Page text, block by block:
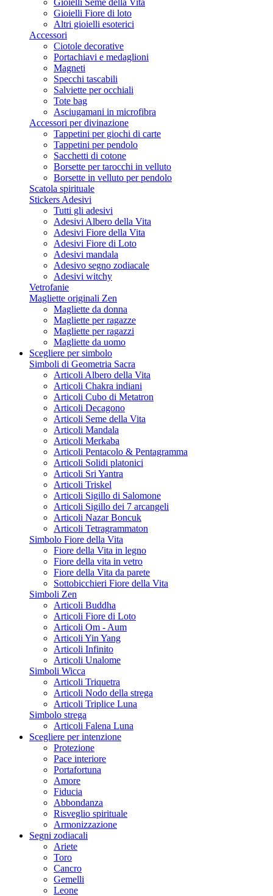
Gioielli Seme della Vita
Gioielli Fiore di loto
Altri gioielli esoterici
Accessori
Ciotole decorative
Portachiavi e medaglioni
Magneti
Specchi tascabili
Salviette per occhiali
Tote bag
Asciugamani in microfibra
Accessori per divinazione
Tappetini per giochi di carte
Tappetini per pendolo
Sacchetti di cotone
Borsette per tarocchi in velluto
Borsette in velluto per pendolo
Scatola spirituale
Stickers Adesivi
Tutti gli adesivi
Adesivi Albero della Vita
Adesivi Fiore della Vita
Adesivi Fiore di Loto
Adesivi mandala
Adesivo segno zodiacale
Adesivi witchy
Vetrofanie
Magliette originali Zen
Magliette da donna
Magliette per ragazze
Magliette per ragazzi
Magliette da uomo
Scegliere per simbolo
Simboli di Geometria Sacra
Articoli Albero della Vita
Articoli Chakra indiani
Articoli Cubo di Metatron
Articoli Decagono
Articoli Seme della Vita
Articoli Mandala
Articoli Merkaba
Articoli Pentacolo & Pentagramma
Articoli Solidi platonici
Articoli Sri Yantra
Articoli Triskel
Articoli Sigillo di Salomone
Articoli Sigillo dei 7 arcangeli
Articoli Nazar Boncuk
Articoli Tetragrammaton
Simbolo Fiore della Vita
Fiore della Vita in legno
Fiore della vita in vetro
Fiore della Vita da parete
Sottobicchieri Fiore della Vita
Simboli Zen
Articoli Buddha
Articoli Fiore di Loto
Articoli Om - Aum
Articoli Yin Yang
Articoli Infinito
Articoli Unalome
Simboli Wicca
Articoli Triquetra
Articoli Nodo della strega
Articoli Triplice Luna
Simbolo strega
Articoli Falena Luna
Scegliere per intenzione
Protezione
Pace interiore
Portafortuna
Amore
Fiducia
Abbondanza
Risveglio spirituale
Armonizzazione
Segni zodiacali
Ariete
Toro
Cancro
Gemelli
Leone